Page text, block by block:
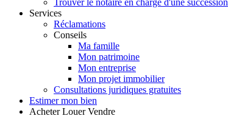
Services
Réclamations
Conseils
Ma famille
Mon patrimoine
Mon entreprise
Mon projet immobilier
Consultations juridiques gratuites
Estimer mon bien
Acheter Louer Vendre